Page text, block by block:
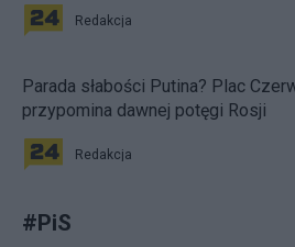
Redakcja
Parada słabości Putina? Plac
przypomina dawnej potęgi Rosji
Redakcja
#PiS